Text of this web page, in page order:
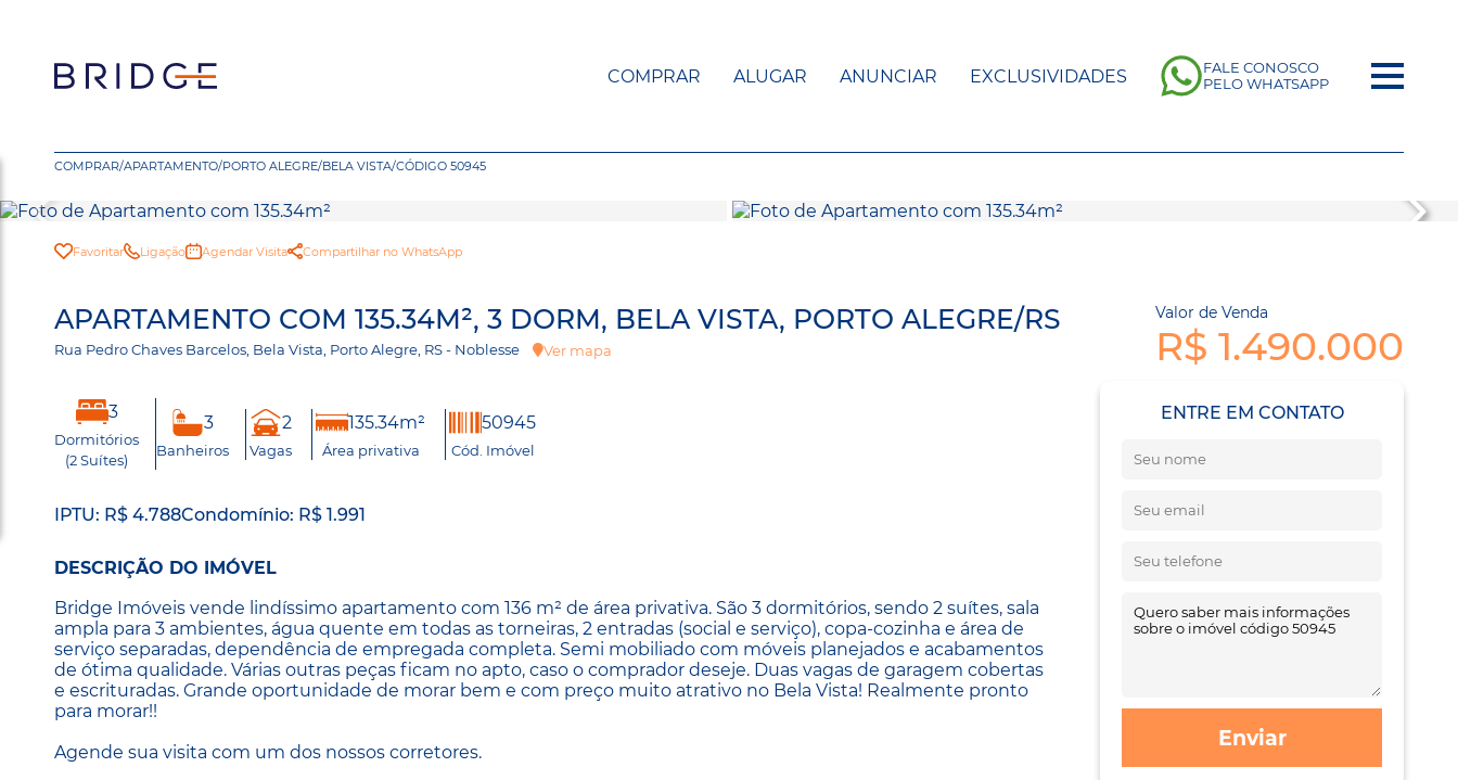
COMPRAR ALUGAR ANUNCIAR EXCLUSIVIDADES
FALE CONOSCO
PELO WHATSAPP
COMPRAR/APARTAMENTO/PORTO ALEGRE/BELA VISTA/CÓDIGO 50945
Favoritar Ligação Agendar Visita Compartilhar no WhatsApp
APARTAMENTO COM 135.34M², 3 DORM, BELA VISTA, PORTO ALEGRE/RS
Rua Pedro Chaves Barcelos, Bela Vista, Porto Alegre, RS - Noblesse Ver mapa
Valor de Venda
R$ 1.490.000
3
Dormitórios
(2 Suítes)
3
Banheiros
2
Vagas
135.34m²
Área privativa
50945
Cód. Imóvel
IPTU: R$ 4.788Condomínio: R$ 1.991
DESCRIÇÃO DO IMÓVEL
Bridge Imóveis vende lindíssimo apartamento com 136 m² de área privativa. São 3 dormitórios, sendo 2 suítes, sala
ampla para 3 ambientes, água quente em todas as torneiras, 2 entradas (social e serviço), copa-cozinha e área de
serviço separadas, dependência de empregada completa. Semi mobiliado com móveis planejados e acabamentos
de ótima qualidade. Várias outras peças ficam no apto, caso o comprador deseje. Duas vagas de garagem cobertas
e escrituradas. Grande oportunidade de morar bem e com preço muito atrativo no Bela Vista! Realmente pronto
para morar!!
Agende sua visita com um dos nossos corretores.
ENTRE EM CONTATO
Enviar